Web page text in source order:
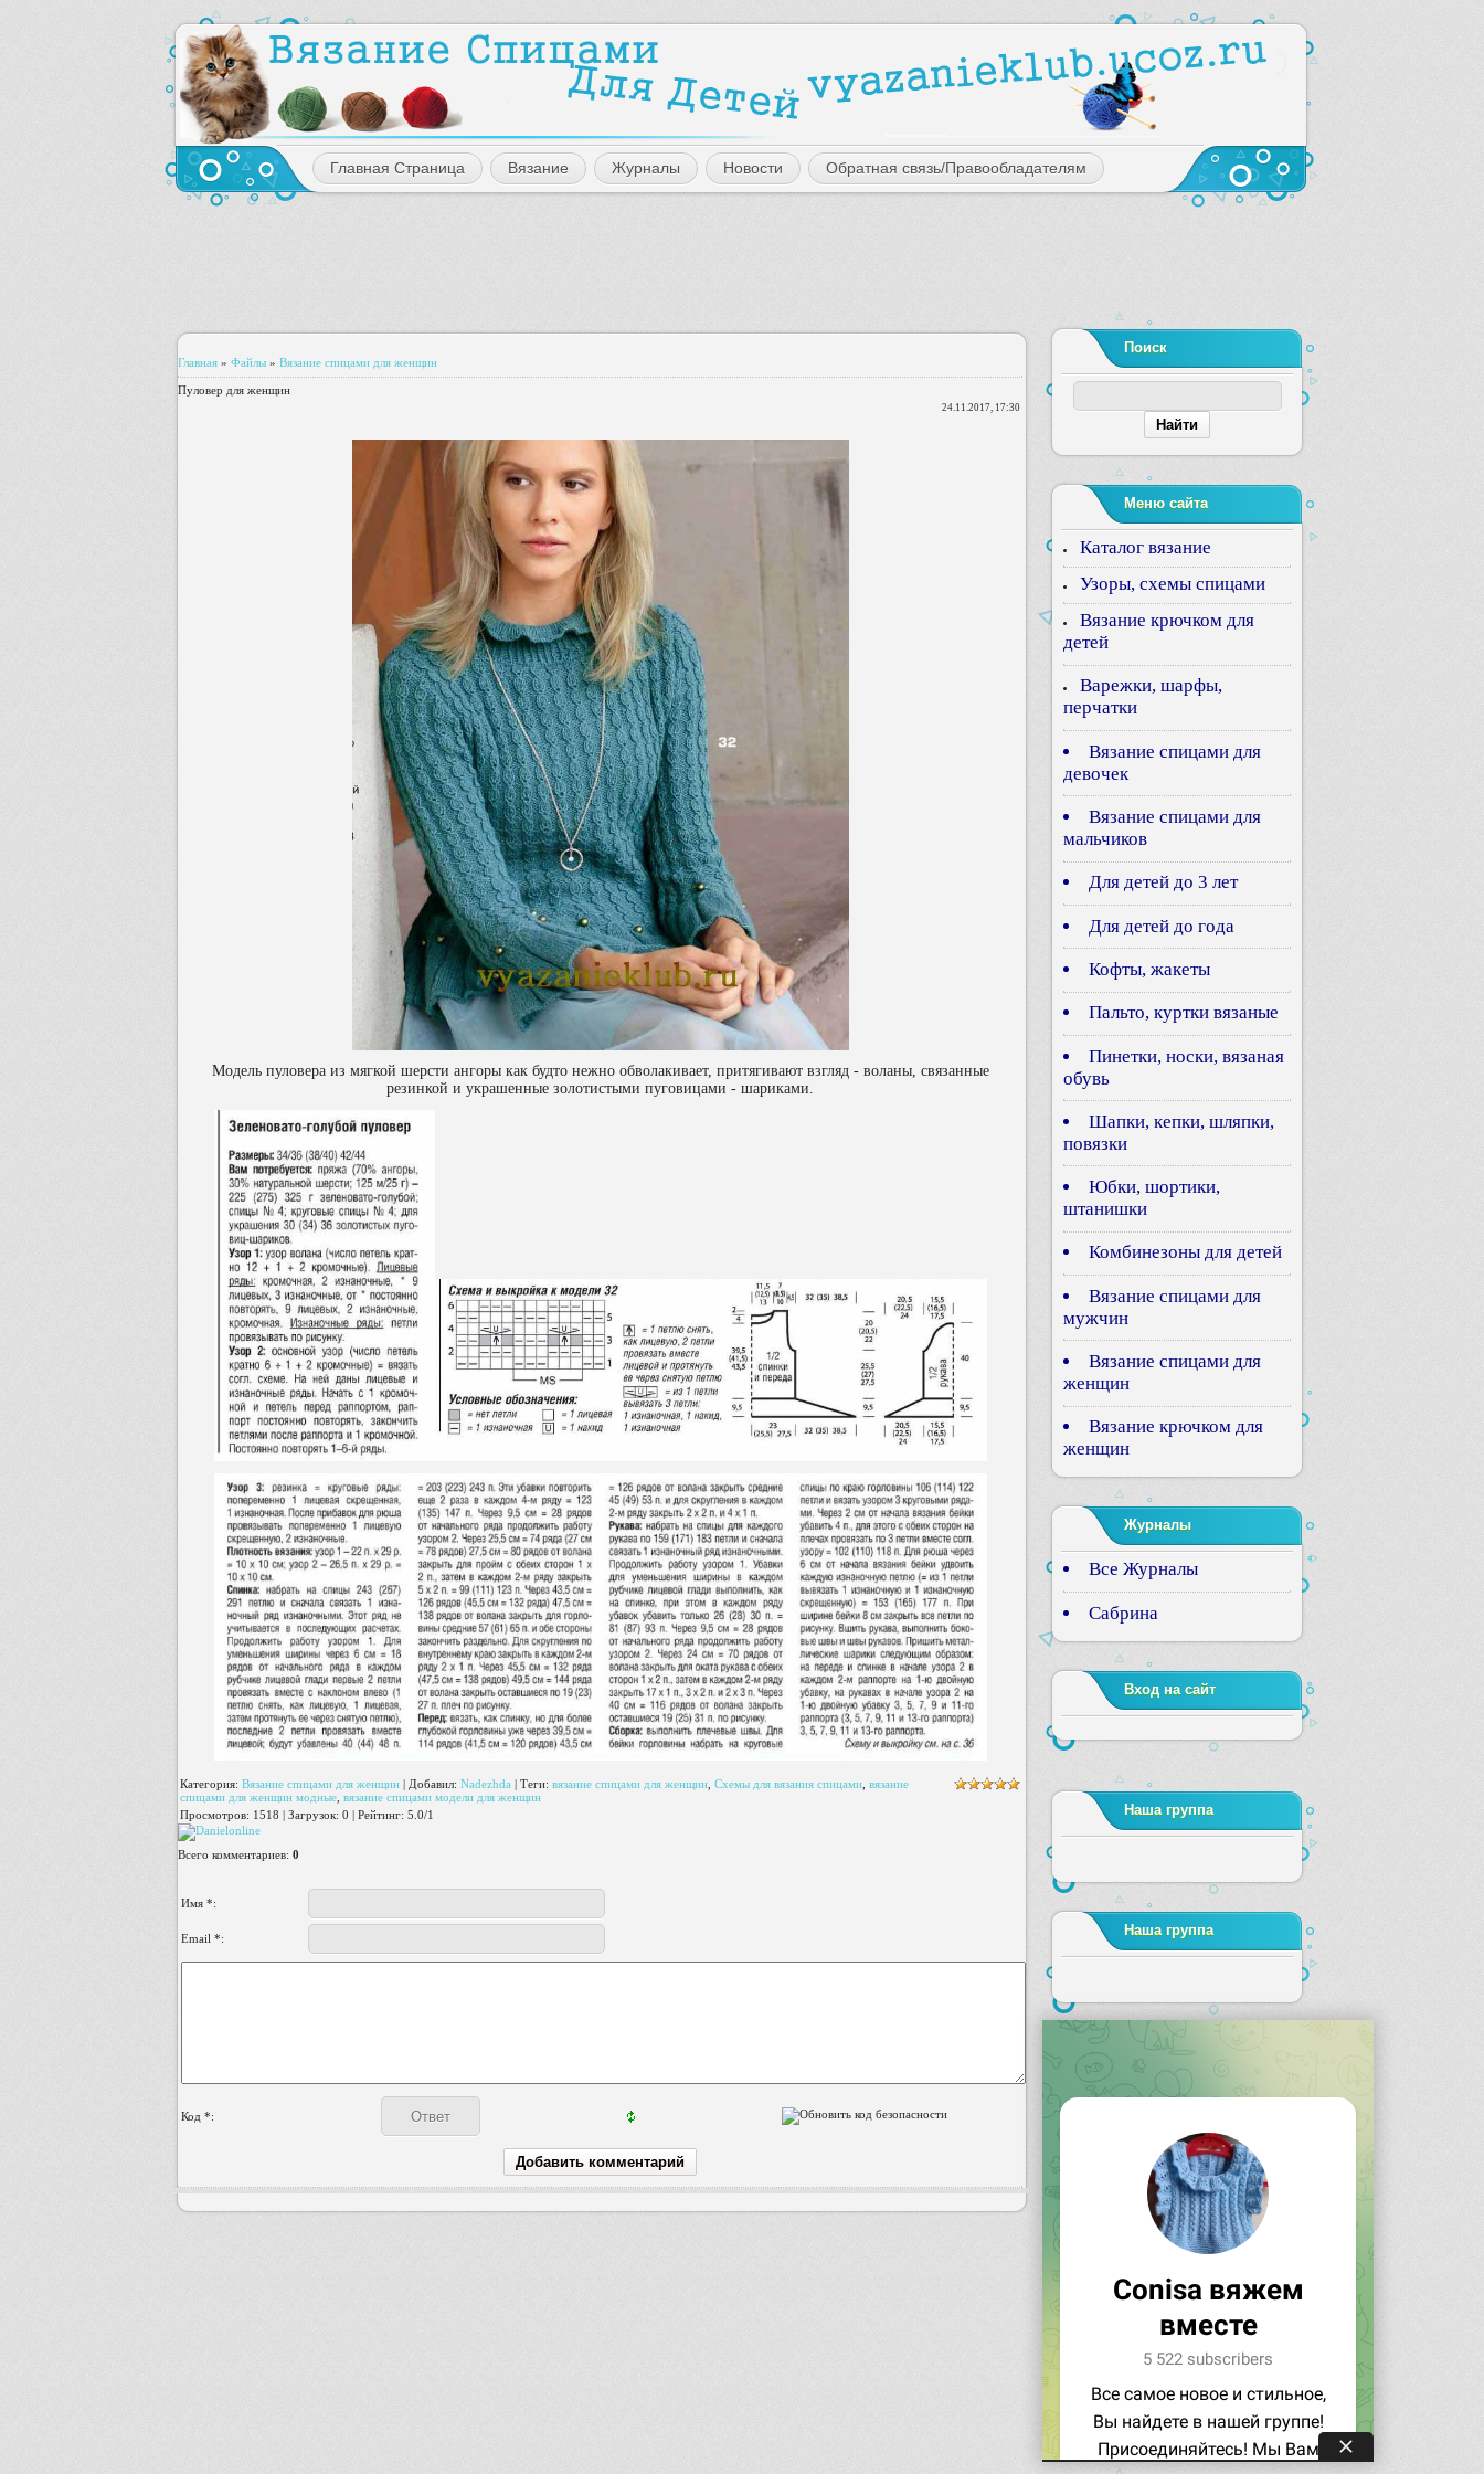
Главная Страница Вязание Журналы Новости Обратная связь/Правообладателям
Главная » Файлы » Вязание спицами для женщин
Пуловер для женщин
24.11.2017, 17:30
Модель пуловера из мягкой шерсти ангоры как будто нежно обволакивает, притягивают взгляд - воланы, связанные
резинкой и украшенные золотистыми пуговицами - шариками.
Категория: Вязание спицами для женщин | Добавил: Nadezhda | Теги: вязание спицами для женщин Схемы для вязания спицами вязание
спицами для женщин модные вязание спицами модели для женщин
Просмотров: 1518 | Загрузок: 0 | Рейтинг: 5.0/1
Всего комментариев: 0
Имя *:
Email *:
Код *:
Поиск
Меню сайта
Каталог вязание
Узоры, схемы спицами
Вязание крючком для
детей
Варежки, шарфы,
перчатки
Вязание спицами для
девочек
Вязание спицами для
мальчиков
Для детей до 3 лет
Для детей до года
Кофты, жакеты
Пальто, куртки вязаные
Пинетки, носки, вязаная
обувь
Шапки, кепки, шляпки,
повязки
Юбки, шортики,
штанишки
Комбинезоны для детей
Вязание спицами для
мужчин
Вязание спицами для
женщин
Вязание крючком для
женщин
Журналы
Все Журналы
Сабрина
Вход на сайт
Наша группа
Наша группа